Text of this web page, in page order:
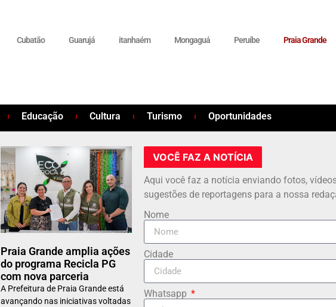
Cubatão Guarujá itanhaém Mongaguá Peruíbe Praia Grande
Educação Cultura Turismo Oportunidades
Praia Grande amplia ações
do programa Recicla PG
com nova parceria
A Prefeitura de Praia Grande está
avançando nas iniciativas voltadas
VOCÊ FAZ A NOTÍCIA
Aqui você faz a notícia enviando fotos,
sugestões de reportagens para a nossa
Nome
Cidade
Whatsapp